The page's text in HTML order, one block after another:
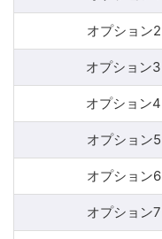
オプション2
オプション3
オプション4
オプション5
オプション6
オプション7